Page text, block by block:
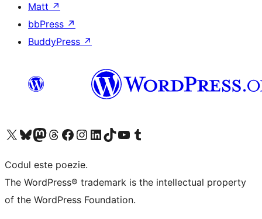
Matt ↗
bbPress ↗
BuddyPress ↗
Mergi la contul nostru X (fost Twitter)
Vizitează contul nostru Bluesky
Vizitează contul nostru Mastodon
Vizitează contul nostru Threads
Vizitează pagina noastră Facebook
Vizitează-ne pe Instagram
Vizitează-ne pe LinkedIn
Vizitează contul nostru TikTok
Vizitează canalul nostru YouTube
Vizitează contul nostru Tumblr
Codul este poezie.
The WordPress® trademark is the intellectual property
of the WordPress Foundation.